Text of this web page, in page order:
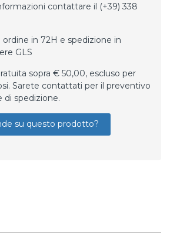
contattare il (+39) 338
ordine in 72H e spedizione in
GLS
sopra € 50,00, escluso per
Sarete contattati per il preventivo
di spedizione.
su questo prodotto?